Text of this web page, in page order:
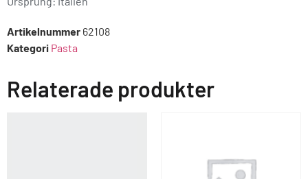
Artikelnummer 62108
Kategori Pasta
Relaterade produkter